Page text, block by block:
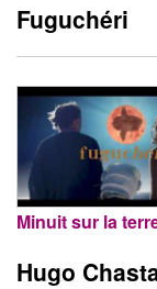
Fuguchéri
Minuit sur la
Hugo